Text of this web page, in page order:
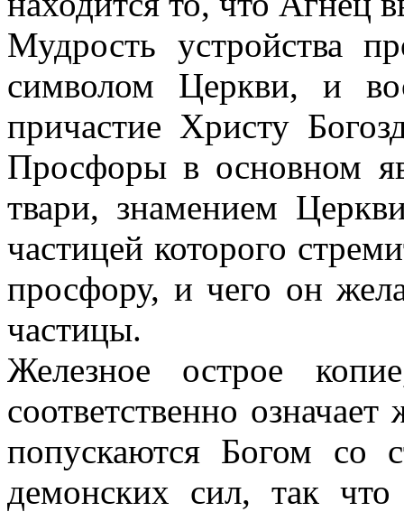
Мудрость устройства
символом Церкви, и
причастие Христу
Просфоры в основном
твари, знамением
частицей которого
просфору, и чего он
частицы.
Железное острое
соответственно
попускаются Богом со
демонских сил, так